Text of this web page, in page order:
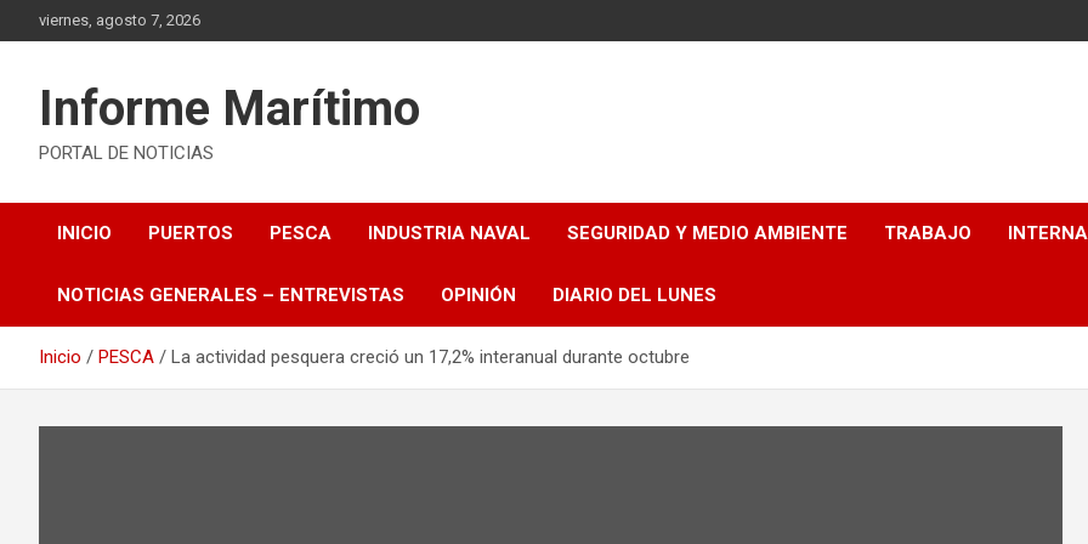
al
viernes, agosto 7, 2026
Informe Marítimo
PORTAL DE NOTICIAS
INICIO PUERTOS PESCA INDUSTRIA NAVAL SEGURIDAD Y MEDIO AMBIENTE TRABAJO
NOTICIAS GENERALES – ENTREVISTAS OPINIÓN DIARIO DEL LUNES
Inicio PESCA La actividad pesquera creció un 17,2% interanual durante octubre